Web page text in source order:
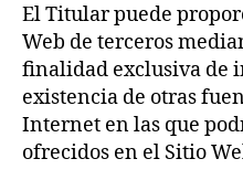
El Titular puede
Web de terceros
finalidad exclusiva de
existencia de otras
Internet en las que
ofrecidos en el Sitio